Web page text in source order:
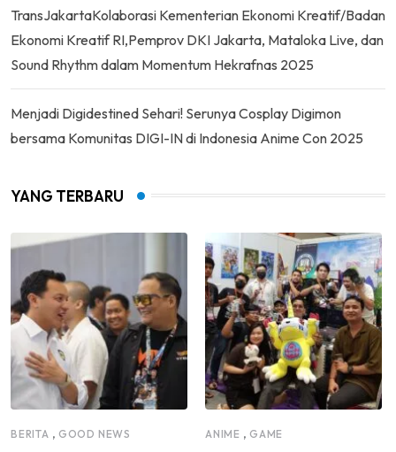
TransJakartaKolaborasi Kementerian Ekonomi Kreatif/Badan
Ekonomi Kreatif RI,Pemprov DKI Jakarta, Mataloka Live, dan
Sound Rhythm dalam Momentum Hekrafnas 2025
Menjadi Digidestined Sehari! Serunya Cosplay Digimon
bersama Komunitas DIGI-IN di Indonesia Anime Con 2025
YANG TERBARU
BERITA , GOOD NEWS ANIME , GAME